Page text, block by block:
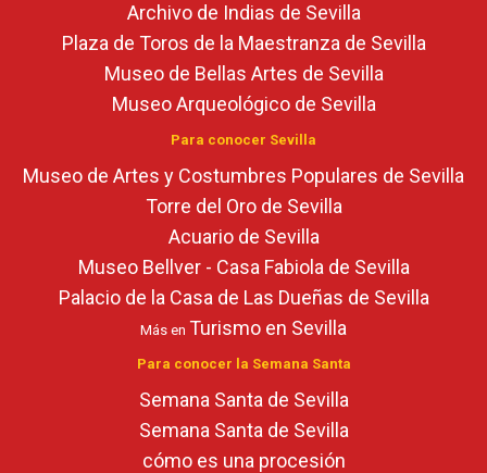
Archivo de Indias de Sevilla
Plaza de Toros de la Maestranza de Sevilla
Museo de Bellas Artes de Sevilla
Museo Arqueológico de Sevilla
Para conocer Sevilla
Museo de Artes y Costumbres Populares de Sevilla
Torre del Oro de Sevilla
Acuario de Sevilla
Museo Bellver - Casa Fabiola de Sevilla
Palacio de la Casa de Las Dueñas de Sevilla
Más en Turismo en Sevilla
Para conocer la Semana Santa
Semana Santa de Sevilla
Semana Santa de Sevilla
cómo es una procesión